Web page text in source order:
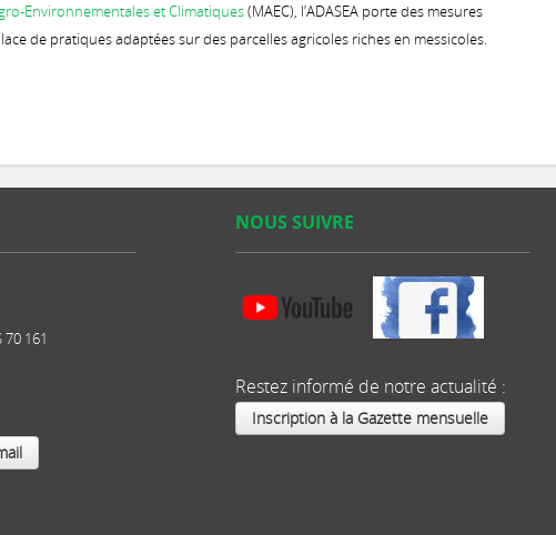
Environnementales et Climatiques(MAEC), l’ADASEA porte des mesures
de pratiques adaptées sur des parcelles agricoles riches en messicoles.
161
NOUS SUIVRE
Restez informé de notre actualité :
Inscription à la Gazette mensuelle